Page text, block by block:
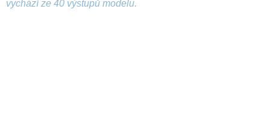
vychází ze 40 výstupů modelu.